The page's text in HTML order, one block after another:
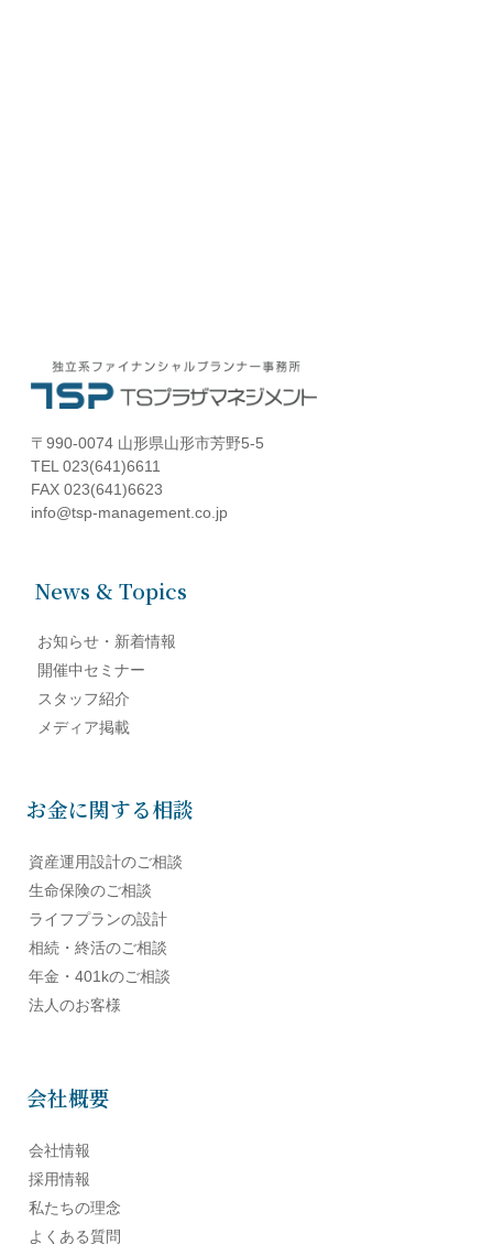
〒990-0074 山形県山形市芳野5-5
TEL 023(641)6611
FAX 023(641)6623
info@tsp-management.co.jp
News & Topics
お知らせ・新着情報
開催中セミナー
スタッフ紹介
メディア掲載
お金に関する相談
資産運用設計のご相談
生命保険のご相談
ライフプランの設計
相続・終活のご相談
年金・401kのご相談
法人のお客様
会社概要
会社情報
採用情報
私たちの理念
よくある質問